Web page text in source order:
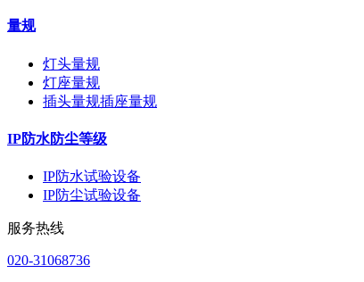
量规
灯头量规
灯座量规
插头量规插座量规
IP防水防尘等级
IP防水试验设备
IP防尘试验设备
服务热线
020-31068736